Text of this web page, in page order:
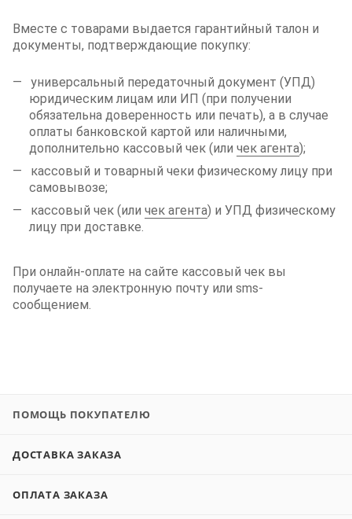
Вместе с товарами выдается гарантийный талон и
документы, подтверждающие покупку:
универсальный передаточный документ (УПД)
юридическим лицам или ИП (при получении
обязательна доверенность или печать), а в случае
оплаты банковской картой или наличными,
дополнительно кассовый чек (или чек агента);
кассовый и товарный чеки физическому лицу при
самовывозе;
кассовый чек (или чек агента) и УПД физическому
лицу при доставке.
При онлайн-оплате на сайте кассовый чек вы
получаете на электронную почту или sms-
сообщением.
ПОМОЩЬ ПОКУПАТЕЛЮ
ДОСТАВКА ЗАКАЗА
ОПЛАТА ЗАКАЗА